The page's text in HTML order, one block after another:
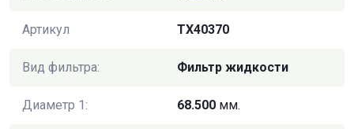
Артикул TX40370
Вид фильтра: Фильтр жидкости
Диаметр 1: 68.500 мм.